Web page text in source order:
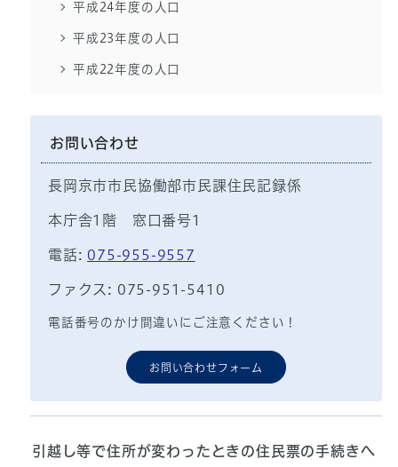
平成24年度の人口
平成23年度の人口
平成22年度の人口
お問い合わせ
長岡京市市民協働部市民課住民記録係
本庁舎1階 窓口番号1
電話: 075-955-9557
ファクス: 075-951-5410
電話番号のかけ間違いにご注意ください！
お問い合わせフォーム
引越し等で住所が変わったときの住民票の手続きへ